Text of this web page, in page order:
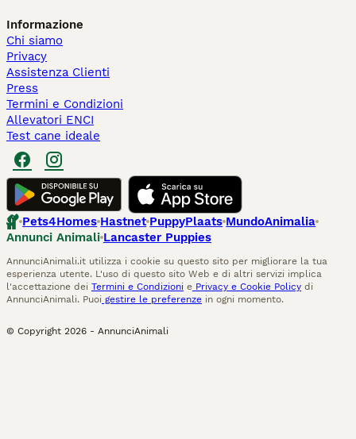
Informazione
Chi siamo
Privacy
Assistenza Clienti
Press
Termini e Condizioni
Allevatori ENCI
Test cane ideale
Pets4Homes Hastnet PuppyPlaats MundoAnimalia
Annunci Animali Lancaster Puppies
AnnunciAnimali.it utilizza i cookie su questo sito per migliorare la tua
esperienza utente. L'uso di questo sito Web e di altri servizi implica
l'accettazione dei Termini e Condizioni e Privacy e Cookie Policy di
AnnunciAnimali. Puoi gestire le preferenze in ogni momento.
© Copyright 2026 - AnnunciAnimali